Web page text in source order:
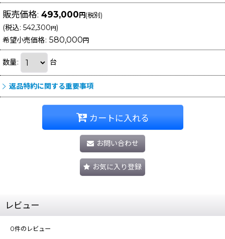
販売価格: 493,000円(税別)
(税込: 542,300 円)
希望小売価格: 580,000 円
数量: 台
返品特約に関する重要事項
カートに入れる
お問い合わせ
お気に入り登録
レビュー
0件のレビュー